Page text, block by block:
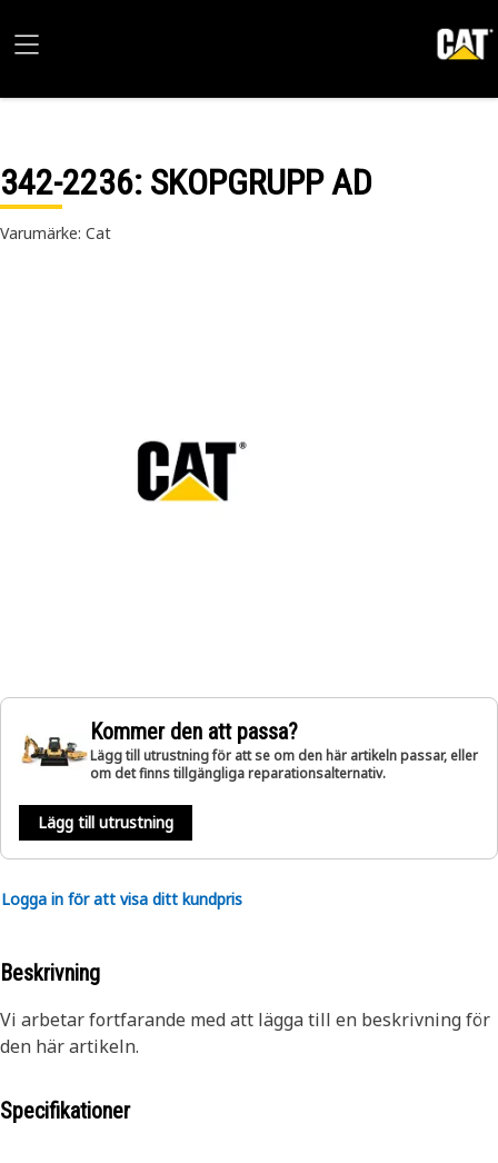
342-2236: SKOPGRUPP AD
Varumärke: Cat
Kommer den att passa?
Lägg till utrustning för att se om den här artikeln passar, eller
om det finns tillgängliga reparationsalternativ.
Lägg till utrustning
Logga in för att visa ditt kundpris
Beskrivning
Vi arbetar fortfarande med att lägga till en beskrivning för
den här artikeln.
Specifikationer